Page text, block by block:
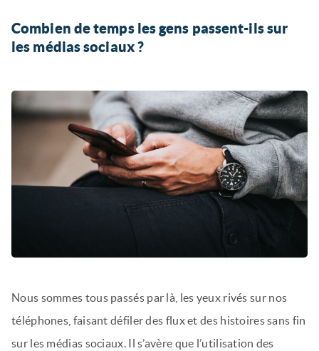
Combien de temps les gens passent-ils sur
les médias sociaux ?
Nous sommes tous passés par là, les yeux rivés sur nos
téléphones, faisant défiler des flux et des histoires sans fin
sur les médias sociaux. Il s’avère que l’utilisation des